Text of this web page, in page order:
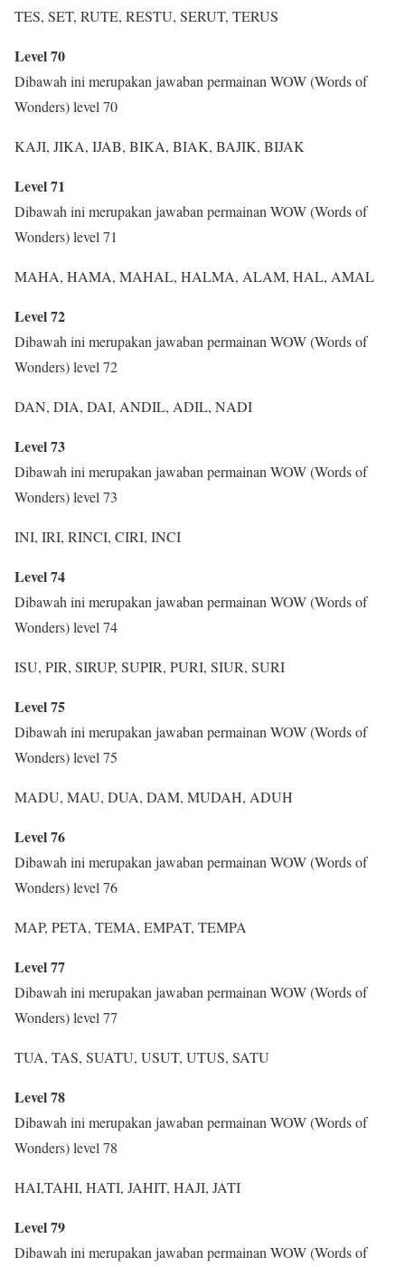
TES, SET, RUTE, RESTU, SERUT, TERUS
Level 70
Dibawah ini merupakan jawaban permainan WOW (Words of
Wonders) level 70
KAJI, JIKA, IJAB, BIKA, BIAK, BAJIK, BIJAK
Level 71
Dibawah ini merupakan jawaban permainan WOW (Words of
Wonders) level 71
MAHA, HAMA, MAHAL, HALMA, ALAM, HAL, AMAL
Level 72
Dibawah ini merupakan jawaban permainan WOW (Words of
Wonders) level 72
DAN, DIA, DAI, ANDIL, ADIL, NADI
Level 73
Dibawah ini merupakan jawaban permainan WOW (Words of
Wonders) level 73
INI, IRI, RINCI, CIRI, INCI
Level 74
Dibawah ini merupakan jawaban permainan WOW (Words of
Wonders) level 74
ISU, PIR, SIRUP, SUPIR, PURI, SIUR, SURI
Level 75
Dibawah ini merupakan jawaban permainan WOW (Words of
Wonders) level 75
MADU, MAU, DUA, DAM, MUDAH, ADUH
Level 76
Dibawah ini merupakan jawaban permainan WOW (Words of
Wonders) level 76
MAP, PETA, TEMA, EMPAT, TEMPA
Level 77
Dibawah ini merupakan jawaban permainan WOW (Words of
Wonders) level 77
TUA, TAS, SUATU, USUT, UTUS, SATU
Level 78
Dibawah ini merupakan jawaban permainan WOW (Words of
Wonders) level 78
HAI,TAHI, HATI, JAHIT, HAJI, JATI
Level 79
Dibawah ini merupakan jawaban permainan WOW (Words of